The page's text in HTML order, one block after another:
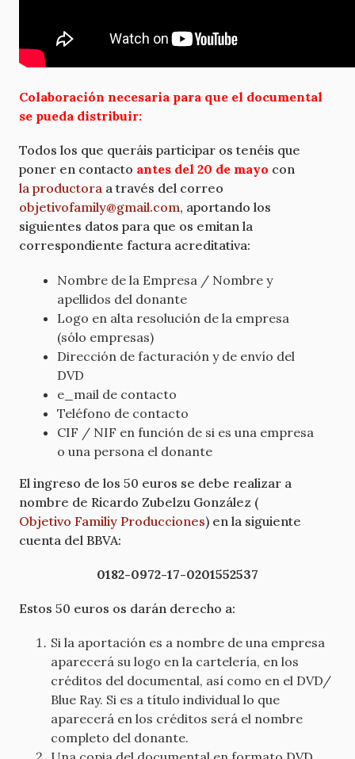
Colaboración necesaria para que el documental
se pueda distribuir:
Todos los que queráis participar os tenéis que
poner en contacto antes del 20 de mayo con
la productora a través del correo
objetivofamily@gmail.com, aportando los
siguientes datos para que os emitan la
correspondiente factura acreditativa:
Nombre de la Empresa / Nombre y
apellidos del donante
Logo en alta resolución de la empresa
(sólo empresas)
Dirección de facturación y de envío del
DVD
e_mail de contacto
Teléfono de contacto
CIF / NIF en función de si es una empresa
o una persona el donante
El ingreso de los 50 euros se debe realizar a
nombre de Ricardo Zubelzu González (
Objetivo Familiy Producciones) en la siguiente
cuenta del BBVA:
0182-0972-17-0201552537
Estos 50 euros os darán derecho a:
Si la aportación es a nombre de una empresa
aparecerá su logo en la cartelería, en los
créditos del documental, así como en el DVD/
Blue Ray. Si es a título individual lo que
aparecerá en los créditos será el nombre
completo del donante.